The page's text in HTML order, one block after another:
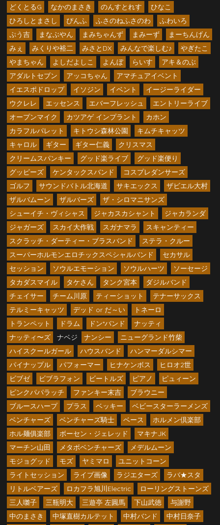
どくとるG なかのまさき のんすとれす
ひなこ
ひろしとまさし
ぴんふ ふさのねふさのわ
ふわいろ
ぷう吉
まなぶやん まみちゃんず まみーず
まーちんげん
みぇ
みくりや裕二 みさとDX みんなで楽しむ♪
やぎたこ
やまちゃん
よしだよしこ よんぼ らいす
アキ＆のぶ
アダルトセブン
アッコちゃん
アマチュアイベント
イエスポドロップ
イソジン イベント
イージーライダー
ウクレレ
エッセンス エバーフレッシュ
エントリーライブ
オープンマイク
カツアゲ インプラント
カホン
カラフルパレット
キトウシ森林公園
キムチキャッツ
キャロル
ギター ギター仁義
クリスマス
クリームスパンキー
グッド楽ライブ
グッド楽便り
グッピーズ
ケンタックスバンド
コスプレダンサーズ
ゴルフ
サウンドバトル北海道 サキエックス
ザビエル大村
ザルバムーン
ザルバーズ
ザ・シロマニサンズ
シューイチ・ヴィシャス
ジャカスカシャント
ジャカランダ
ジャガーズ
スカイ大作戦 スガナマラ
スキャンティー
スクラッチ・ダーティー・ブラスバンド
ステラ・クルー
スーパーホルモンエロチックスペシャルバンド
セカサル
セッション
ソウルエモーション ソウルハーツ
ソーセージ
タカダスマイル
タケさん タンク宮本
ダジルバンド
チェイサー
チーム川原 ティーショット
テナーサックス
テルミーキャッツ
デッド or だ～い
トネーロ
トランペット
ドラム ドン*バンド
ナッティ
ナッティ〜ズ
ナベジ ナンシー
ニューグランド竹柴
ハイスクールガール
ハウスバンド
ハンマーダルシマー
パイナップル
パフォーマー ヒナケンボス
ヒロオ2世
ビブゼ
ビブラフォン ビートルズ ピアノ
ピュィーン
ピンクパパラッチ
ファンキー末吉
ブラウニー
ブルースハープ
プラス ベッキー
ベビースターラーメンズ
ベンチャーズ
ベンチャーズ騎士 ベース
ホルメン倶楽部
ホル麺俱楽部
ボーセン・ジェレッド
マキナJK
マーチン山田
メタボベンチャーズ
メデルムーン
モジョグッド
モズ ヤミマロ
ユニットコーン
ライトセッション
ライブ画像 ラジエターズ
ラバ★スタ
リトルベアーズ
ロカフラ旭川Electric
ローリングストーンズ
三人囃子
三瓶明大 三遊亭 左圓馬 下山武徳
与謝野
中のまさき
中塚直樹カルテット 中村バンド
中村日奈子